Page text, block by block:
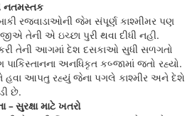
નતમસ્તક
રજવાડાઓની જેમ સંપૂર્ણ કાશ્મીમર પણ
તેની એ ઇચ્છા પુરી થવા દીધી નહી.
તેની આગમાં દેશ દસકાઓ સુધી સળગતો
અનધિકૃત કબ્જામાં જતો રહ્યો.
હવા આપતુ રહ્યું જેના પગલે કાશ્મીર અને દેશે
છે.
સુરક્ષા માટે ખતરો